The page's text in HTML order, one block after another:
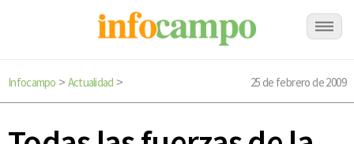
Infocampo > Actualidad > 25 de febrero de 2009